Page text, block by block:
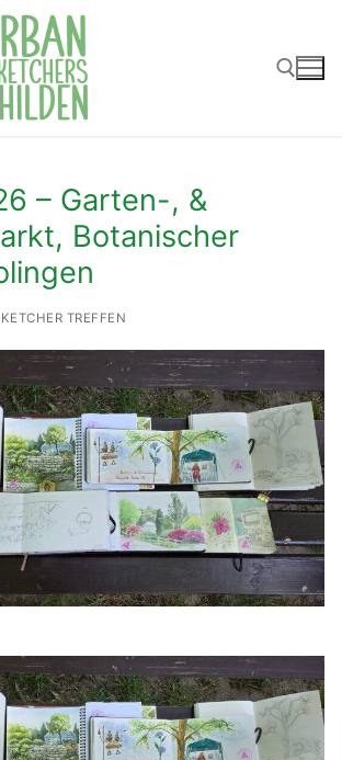
– Garten-, &
Botanischer
TREFFEN